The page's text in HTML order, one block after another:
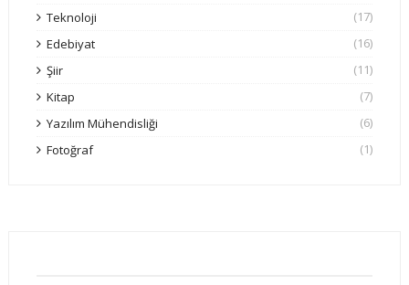
Teknoloji
(17)
Edebiyat
(16)
Şiir
(11)
Kitap
(7)
Yazılım Mühendisliği
(6)
Fotoğraf
(1)